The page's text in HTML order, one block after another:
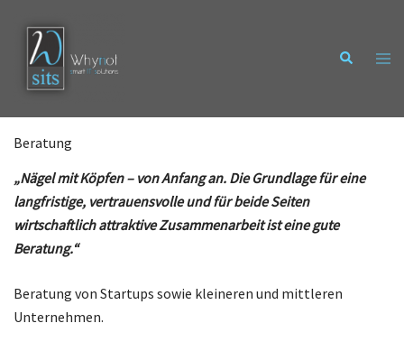
Inhalt
springen
Beratung
„Nägel mit Köpfen – von Anfang an. Die Grundlage für eine
langfristige, vertrauensvolle und für beide Seiten
wirtschaftlich attraktive Zusammenarbeit ist eine gute
Beratung.“
Beratung von Startups sowie kleineren und mittleren
Unternehmen.